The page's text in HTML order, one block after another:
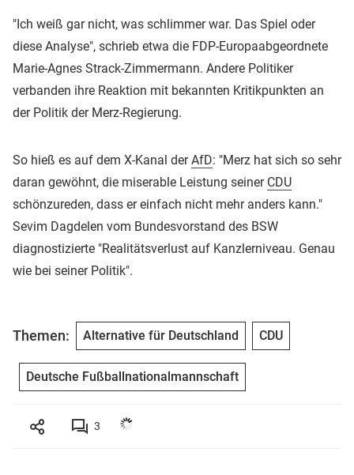
"Ich weiß gar nicht, was schlimmer war. Das Spiel oder
diese Analyse", schrieb etwa die FDP-Europaabgeordnete
Marie-Agnes Strack-Zimmermann. Andere Politiker
verbanden ihre Reaktion mit bekannten Kritikpunkten an
der Politik der Merz-Regierung.
So hieß es auf dem X-Kanal derAfD: "Merz hat sich so sehr
daran gewöhnt, die miserable Leistung seiner CDU
schönzureden, dass er einfach nicht mehr anders kann."
Sevim Dagdelen vom Bundesvorstand des BSW
diagnostizierte "Realitätsverlust auf Kanzlerniveau. Genau
wie bei seiner Politik".
Themen: Alternative für Deutschland CDU
Deutsche Fußballnationalmannschaft
3